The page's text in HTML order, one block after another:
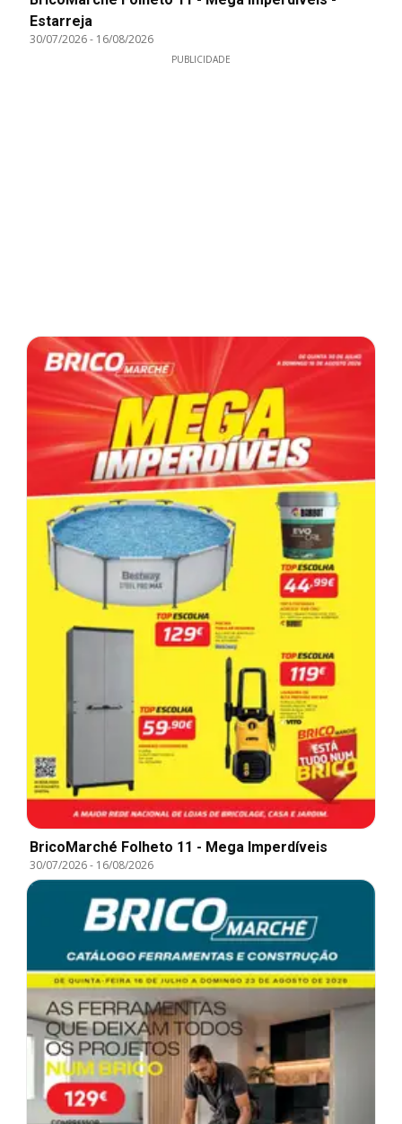
Estarreja
30/07/2026- 16/08/2026
PUBLICIDADE
BricoMarché Folheto 11 - Mega Imperdíveis
30/07/2026- 16/08/2026